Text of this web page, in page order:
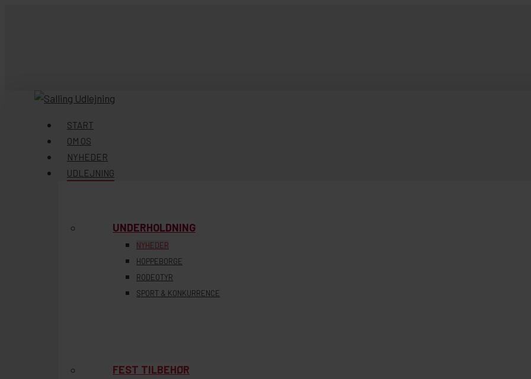
søg
Menu
START
OM OS
NYHEDER
UDLEJNING
UNDERHOLDNING
NYHEDER
HOPPEBORGE
RODEOTYR
SPORT & KONKURRENCE
FEST TILBEHØR